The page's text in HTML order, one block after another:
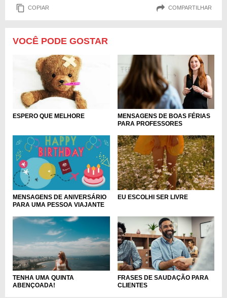
COPIAR COMPARTILHAR
VOCÊ PODE GOSTAR
ESPERO QUE MELHORE
MENSAGENS DE BOAS FÉRIAS
PARA PROFESSORES
MENSAGENS DE ANIVERSÁRIO
PARA UMA PESSOA VIAJANTE
EU ESCOLHI SER LIVRE
TENHA UMA QUINTA
ABENÇOADA!
FRASES DE SAUDAÇÃO PARA
CLIENTES